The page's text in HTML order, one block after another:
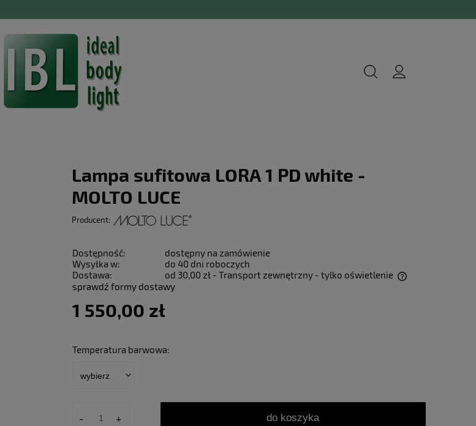
Lampa sufitowa LORA 1 PD white -
MOLTO LUCE
Producent:
Dostępność:
dostępny na zamówienie
Wysyłka w:
do 40 dni roboczych
Dostawa:
od 30,00 zł - Transport zewnętrzny - tylko oświetlenie
sprawdź formy dostawy
1 550,00 zł
Temperatura barwowa:
- + do koszyka